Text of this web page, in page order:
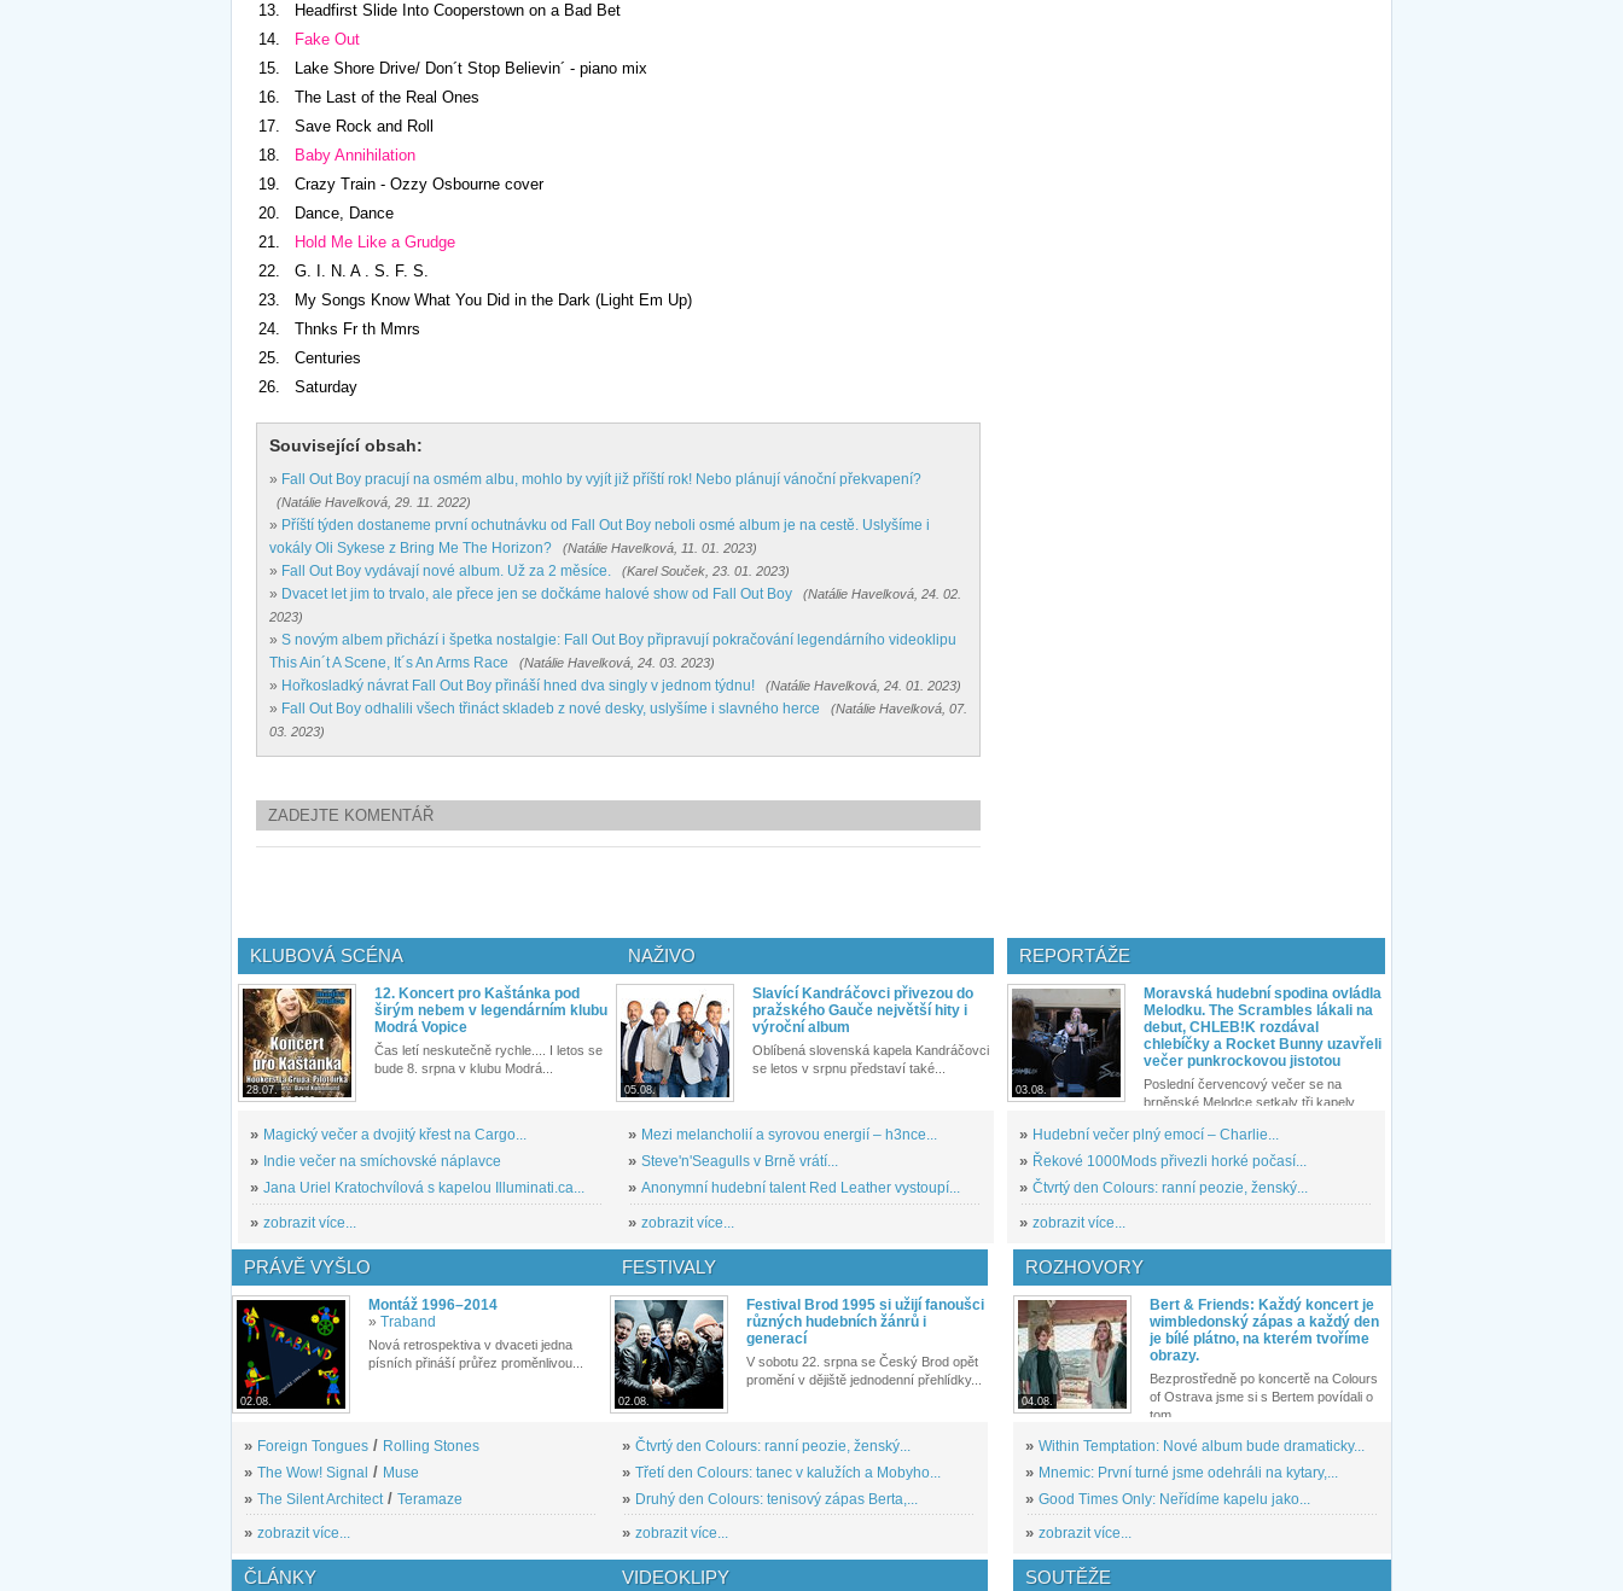
13.
Headfirst Slide Into Cooperstown on a Bad Bet
14.
Fake Out
15. Lake Shore Drive/ Don´t Stop Believin´ - piano mix
16. The Last of the Real Ones
17. Save Rock and Roll
18.
Baby Annihilation
19. Crazy Train - Ozzy Osbourne cover
20. Dance, Dance
21.
Hold Me Like a Grudge
22. G. I. N. A . S. F. S.
23. My Songs Know What You Did in the Dark (Light Em Up)
24. Thnks Fr th Mmrs
25. Centuries
26. Saturday
Související obsah:
» Fall Out Boy pracují na osmém albu, mohlo by vyjít již příští rok! Nebo plánují vánoční překvapení?
(Natálie Havelková, 29. 11. 2022)
» Příští týden dostaneme první ochutnávku od Fall Out Boy neboli osmé album je na cestě. Uslyšíme i
vokály Oli Sykese z Bring Me The Horizon?
(Natálie Havelková, 11. 01. 2023)
» Fall Out Boy vydávají nové album. Už za 2 měsíce. (Karel Souček, 23. 01. 2023)
» Dvacet let jim to trvalo, ale přece jen se dočkáme halové show od Fall Out Boy
(Natálie Havelková, 24. 02.
2023)
» S novým albem přichází i špetka nostalgie: Fall Out Boy připravují pokračování legendárního videoklipu
This Ain´t A Scene, It´s An Arms Race
(Natálie Havelková, 24. 03. 2023)
» Hořkosladký návrat Fall Out Boy přináší hned dva singly v jednom týdnu! (Natálie Havelková, 24. 01. 2023)
» Fall Out Boy odhalili všech třináct skladeb z nové desky, uslyšíme i slavného herce
(Natálie Havelková, 07.
03. 2023)
ZADEJTE KOMENTÁŘ
KLUBOVÁ SCÉNA
28.07.
12. Koncert pro Kaštánka pod
širým nebem v legendárním klubu
Modrá Vopice
Čas letí neskutečně rychle.... I letos se
bude 8. srpna v klubu Modrá...
» Magický večer a dvojitý křest na Cargo...
» Indie večer na smíchovské náplavce
» Jana Uriel Kratochvílová s kapelou Illuminati.ca...
» zobrazit více...
NAŽIVO
05.08.
Slavící Kandráčovci přivezou do
pražského Gauče největší hity i
výroční album
Oblíbená slovenská kapela Kandráčovci
se letos v srpnu představí také...
» Mezi melancholií a syrovou energií – h3nce...
» Steve'n'Seagulls v Brně vrátí...
» Anonymní hudební talent Red Leather vystoupí...
» zobrazit více...
REPORTÁŽE
03.08.
Moravská hudební spodina ovládla
Melodku. The Scrambles lákali na
debut, CHLEB!K rozdával
chlebíčky a Rocket Bunny uzavřeli
večer punkrockovou jistotou
Poslední červencový večer se na
brněnské Melodce setkaly tři kapely...
» Hudební večer plný emocí – Charlie...
» Řekové 1000Mods přivezli horké počasí...
» Čtvrtý den Colours: ranní peozie, ženský...
» zobrazit více...
PRÁVĚ VYŠLO
02.08.
Montáž 1996–2014
» Traband
Nová retrospektiva v dvaceti jedna
písních přináší průřez proměnlivou...
» Foreign Tongues / Rolling Stones
» The Wow! Signal / Muse
» The Silent Architect / Teramaze
» zobrazit více...
FESTIVALY
02.08.
Festival Brod 1995 si užijí fanoušci
různých hudebních žánrů i
generací
V sobotu 22. srpna se Český Brod opět
promění v dějiště jednodenní přehlídky...
» Čtvrtý den Colours: ranní peozie, ženský...
» Třetí den Colours: tanec v kalužích a Mobyho...
» Druhý den Colours: tenisový zápas Berta,...
» zobrazit více...
ROZHOVORY
04.08.
Bert & Friends: Každý koncert je
wimbledonský zápas a každý den
je bílé plátno, na kterém tvoříme
obrazy.
Bezprostředně po koncertě na Colours
of Ostrava jsme si s Bertem povídali o
tom,...
» Within Temptation: Nové album bude dramaticky...
» Mnemic: První turné jsme odehráli na kytary,...
» Good Times Only: Neřídíme kapelu jako...
» zobrazit více...
ČLÁNKY VIDEOKLIPY SOUTĚŽE